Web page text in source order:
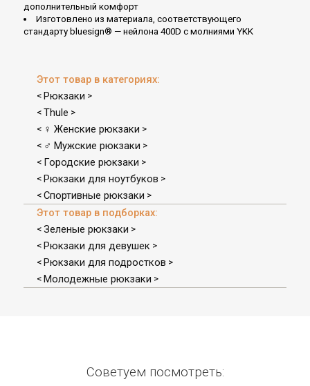
дополнительный комфорт
Изготовлено из материала, соответствующего
стандарту bluesign® — нейлона 400D с молниями YKK
Этот товар в категориях:
< Рюкзаки >
< Thule >
< ♀ Женские рюкзаки >
< ♂ Мужские рюкзаки >
< Городские рюкзаки >
< Рюкзаки для ноутбуков >
< Спортивные рюкзаки >
Этот товар в подборках:
< Зеленые рюкзаки >
< Рюкзаки для девушек >
< Рюкзаки для подростков >
< Молодежные рюкзаки >
Советуем посмотреть: